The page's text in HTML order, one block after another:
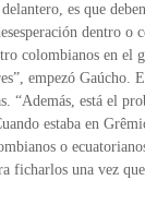
es que
dentro o
colombianos en el
empezó Gaúcho.
“Además, está el
estaba en
o
ficharlos una vez